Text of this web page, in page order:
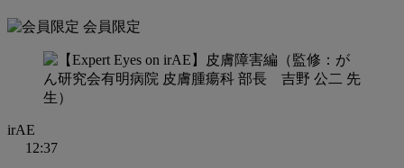
会員限定
irAE
12:37